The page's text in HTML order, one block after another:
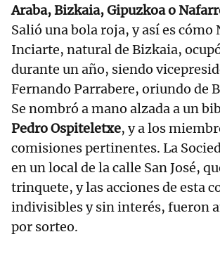
Araba, Bizkaia, Gipuzkoa o
Salió una bola roja, y así es cómo
Inciarte, natural de Bizkaia,
durante un año, siendo
Fernando Parrabere, oriundo de
Se nombró a mano alzada a un
Pedro Ospiteletxe, y a los
comisiones pertinentes. La
en un local de la calle San José,
trinquete, y las acciones de esta
indivisibles y sin interés, fueron
por sorteo.